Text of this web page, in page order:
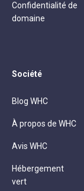
Confidentialité de
domaine
Société
Blog WHC
À propos de WHC
Avis WHC
Hébergement
vert